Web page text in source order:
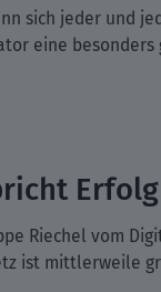
sich jeder und
eine
Erfolg
Riechel vom
ist mittlerweile